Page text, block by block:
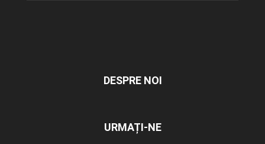
DESPRE NOI
URMAȚI-NE